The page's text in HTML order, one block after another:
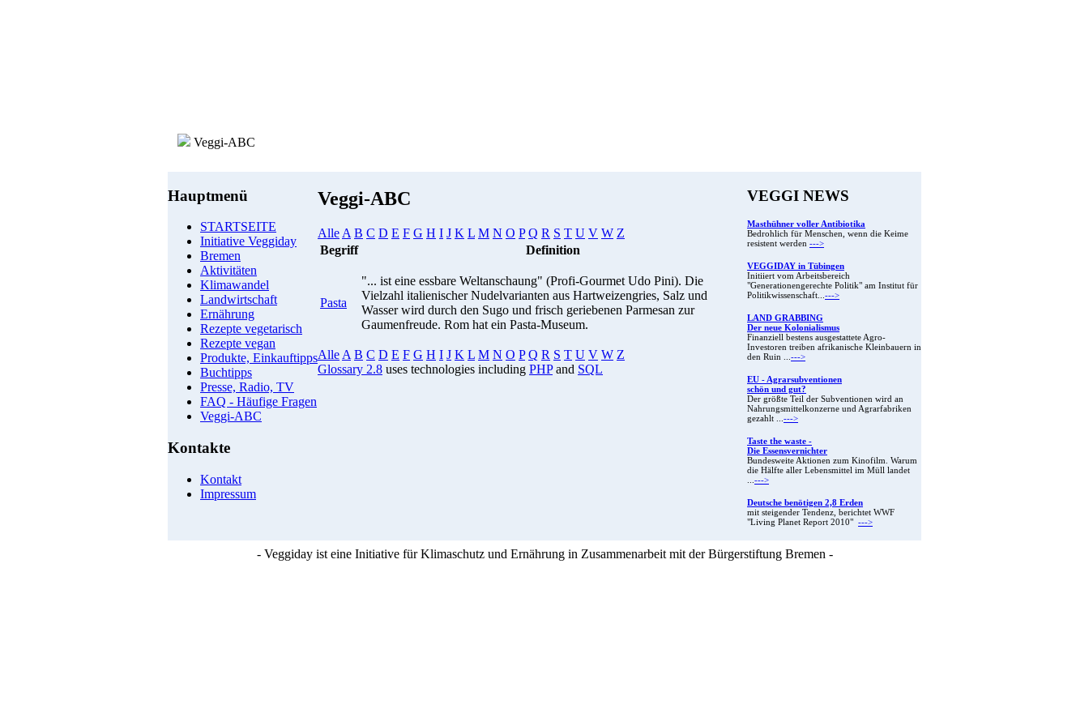
Veggi-ABC
Hauptmenü
STARTSEITE
Initiative Veggiday
Bremen
Aktivitäten
Klimawandel
Landwirtschaft
Ernährung
Rezepte vegetarisch
Rezepte vegan
Produkte, Einkauftipps
Buchtipps
Presse, Radio, TV
FAQ - Häufige Fragen
Veggi-ABC
Kontakte
Kontakt
Impressum
Veggi-ABC
Alle A B C D E F G H I J K L M N O P Q R S T U V W Z
Begriff
Definition
Pasta
"... ist eine essbare Weltanschaung" (Profi-Gourmet Udo Pini). Die
Vielzahl italienischer Nudelvarianten aus Hartweizengries, Salz und
Wasser wird durch den Sugo und frisch geriebenen Parmesan zur
Gaumenfreude. Rom hat ein Pasta-Museum.
Alle A B C D E F G H I J K L M N O P Q R S T U V W Z
Glossary 2.8 uses technologies including PHPand SQL
VEGGI NEWS
Masthühner voller Antibiotika
Bedrohlich für Menschen, wenn die Keime
resistent werden --->
VEGGIDAY in Tübingen
Initiiert vom Arbeitsbereich
"Generationengerechte Politik" am Institut für
Politikwissenschaft...--->
LAND GRABBING
Der neue Kolonialismus
Finanziell bestens ausgestattete Agro-
Investoren treiben afrikanische Kleinbauern in
den Ruin ...--->
EU - Agrarsubventionen
schön und gut?
Der größte Teil der Subventionen wird an
Nahrungsmittelkonzerne und Agrarfabriken
gezahlt ...--->
Taste the waste -
Die Essensvernichter
Bundesweite Aktionen zum Kinofilm. Warum
die Hälfte aller Lebensmittel im Müll landet
...--->
Deutsche benötigen 2,8 Erden
mit steigender Tendenz, berichtet WWF
"Living Planet Report 2010" --->
- Veggiday ist eine Initiative für Klimaschutz und Ernährung in Zusammenarbeit mit der Bürgerstiftung Bremen -